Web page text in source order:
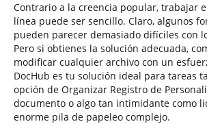
Contrario a la creencia popular, trabajar
línea puede ser sencillo. Claro, algunos
pueden parecer demasiado difíciles con
Pero si obtienes la solución adecuada,
modificar cualquier archivo con un
DocHub es tu solución ideal para tareas
opción de Organizar Registro de
documento o algo tan intimidante como
enorme pila de papeleo complejo.